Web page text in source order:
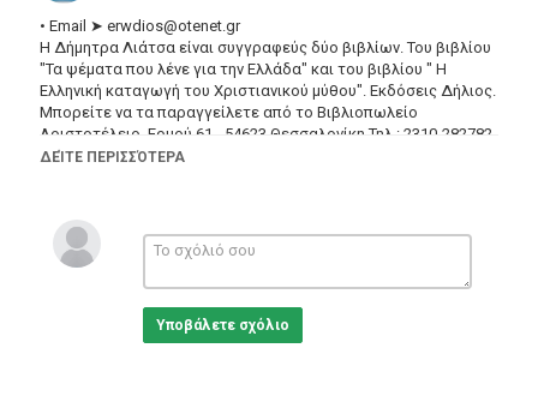
• Email ➤ erwdios@otenet.gr
Η Δήμητρα Λιάτσα είναι συγγραφεύς δύο βιβλίων. Του βιβλίου
"Τα ψέματα που λένε για την Ελλάδα" και του βιβλίου " Η
Ελληνική καταγωγή του Χριστιανικού μύθου". Εκδόσεις Δήλιος.
Μπορείτε να τα παραγγείλετε από το Βιβλιοπωλείο
Αριστοτέλειο, Ερμού 61 - 54623 Θεσσαλονίκη Τηλ.: 2310-282782
e-mail: erwdios@otenet.gr
list=PLCfW77XZl5m3Obk1hAqntTPD4oaAcGwWj
Από «Φρυκτωρίες» και «Βισάλτη»:
https://www.youtube.com/playlist?
list=PLCfW77XZl5m2Zv3WVNjr5pTHXUQGbH8
To Ομήρου Ιλιάς: https://www.youtube.com/playlist?
list=PLCfW77XZl5m2evOj7SzNAXk6ePz55zgFM
ΔΕΊΤΕ ΠΕΡΙΣΣΌΤΕΡΑ
Υποβάλετε σχόλιο